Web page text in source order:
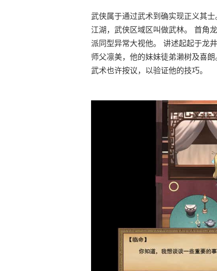
武侠属于通过武术到确实现正义其
江湖，武侠区域区叫做武林。 首角
派同型异常大视他。 讲述起起于龙
师父凛美，他的妹妹徒弟濑树及喜
武术也许按议，以验证他的技巧。